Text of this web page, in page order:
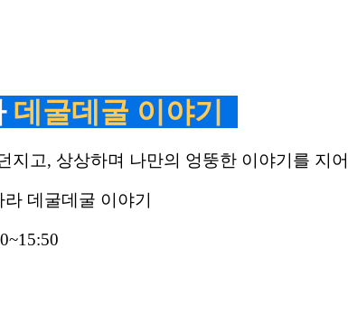
데굴데굴 이야기
고, 상상하며 나만의 엉뚱한 이야기를 지